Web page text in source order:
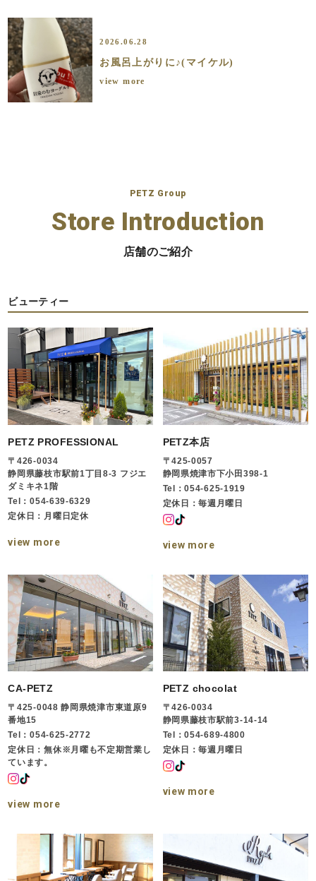
2026.06.28
お風呂上がりに♪(マイケル)
view more
PETZ Group
Store Introduction
店舗のご紹介
ビューティー
PETZ PROFESSIONAL
〒426-0034
静岡県藤枝市駅前1丁目8-3 フジエ
ダミキネ1階
Tel：054-639-6329
定休日：月曜日定休
view more
PETZ本店
〒425-0057
静岡県焼津市下小田398-1
Tel：054-625-1919
定休日：毎週月曜日
view more
CA-PETZ
〒425-0048 静岡県焼津市東道原9
番地15
Tel：054-625-2772
定休日：無休※月曜も不定期営業し
ています。
view more
PETZ chocolat
〒426-0034
静岡県藤枝市駅前3-14-14
Tel：054-689-4800
定休日：毎週月曜日
view more